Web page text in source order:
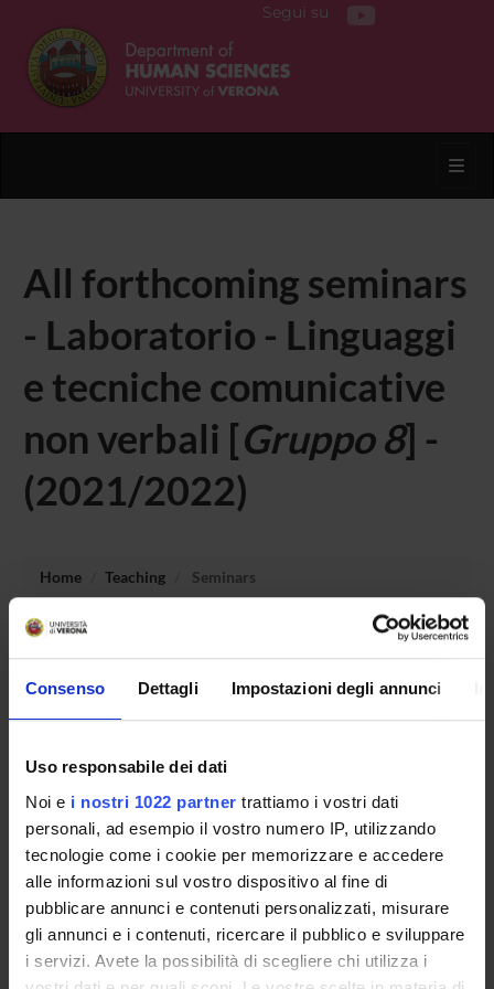
Consenso Dettagli Impostazioni degli annunci
Uso responsabile dei dati
Noi e i nostri 1022 partner trattiamo i vostri dati
personali, ad esempio il vostro numero IP, utilizzando
tecnologie come i cookie per memorizzare e accedere
alle informazioni sul vostro dispositivo al fine di
pubblicare annunci e contenuti personalizzati, misurare
gli annunci e i contenuti, ricercare il pubblico e sviluppare
i servizi. Avete la possibilità di scegliere chi utilizza i
Segui su
All forthcoming seminars
- Laboratorio - Linguaggi
e tecniche comunicative
non verbali [Gruppo 8] -
(2021/2022)
Home Teaching Seminars
No recent seminar found relating to teaching Laboratorio -
STUDYING
COURSES
PHD PROGRAMMES AND POSTGRADUATE
TRAINING
Contacts